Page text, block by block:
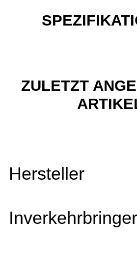
ZULETZT
Hersteller
Inverkehrbringer